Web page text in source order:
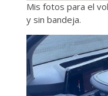
Mis fotos para el
y sin bandeja.